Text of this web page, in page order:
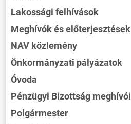
Lakossági felhívások
Meghívók és előterjesztések
NAV közlemény
Önkormányzati pályázatok
Óvoda
Pénzügyi Bizottság meghívói
Polgármester